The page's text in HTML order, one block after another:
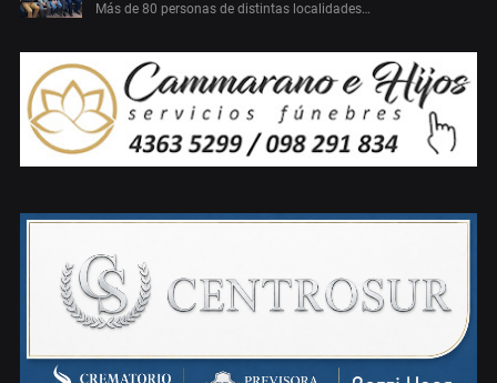
Más de 80 personas de distintas localidades…